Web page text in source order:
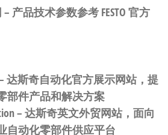
– 产品技术参数参考 FESTO 官方
达斯奇自动化官方展示网站，提
部件产品和解决方案
– 达斯奇英文外贸网站，面向
自动化零部件供应平台